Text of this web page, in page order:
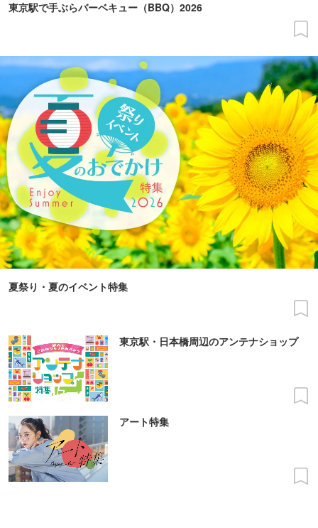
東京駅で手ぶらバーベキュー（BBQ）2026
夏祭り・夏のイベント特集
東京駅・日本橋周辺のアンテナショップ
アート特集